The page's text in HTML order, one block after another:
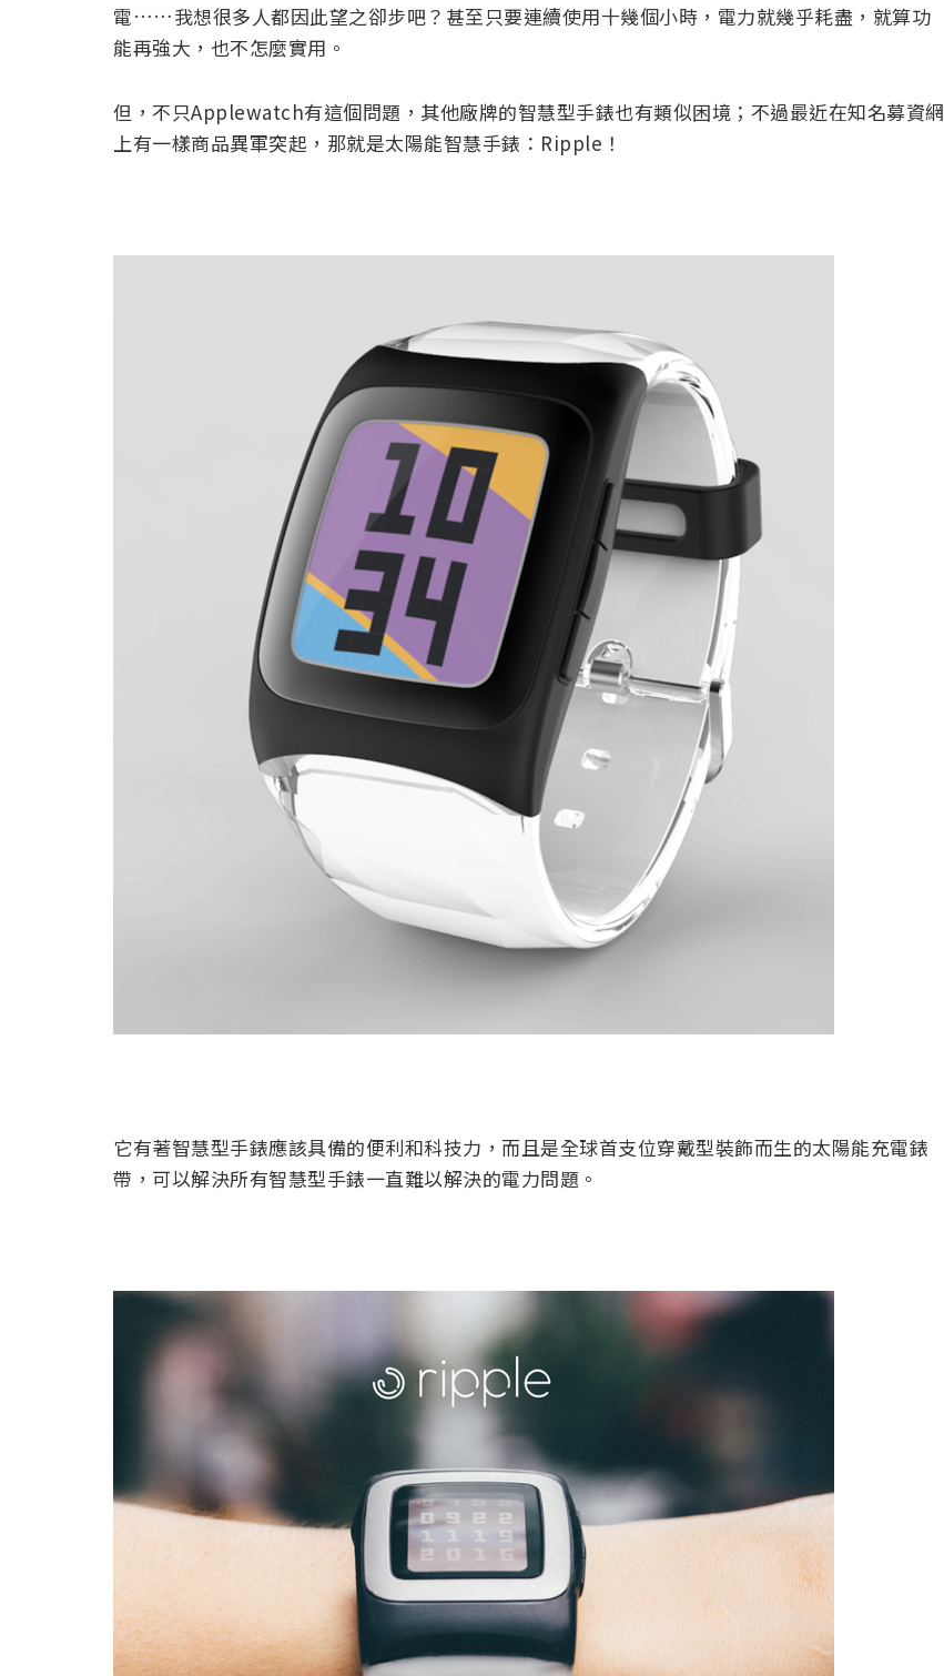
電……我想很多人都因此望之卻步吧？甚至只要連續使用十幾個小時，電力就幾乎耗盡，就算功
能再強大，也不怎麼實用。
但，不只Applewatch有這個問題，其他廠牌的智慧型手錶也有類似困境；不過最近在知名募資網
上有一樣商品異軍突起，那就是太陽能智慧手錶：Ripple！
它有著智慧型手錶應該具備的便利和科技力，而且是全球首支位穿戴型裝飾而生的太陽能充電錶
帶，可以解決所有智慧型手錶一直難以解決的電力問題。